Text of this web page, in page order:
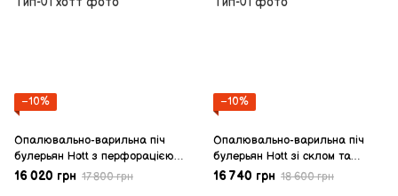
−10%
Опалювально-варильна піч
булерьян Hott з перфорацією
Тип-01 -250 м3
16 020 грн 17 800 грн
−10%
Опалювально-варильна піч
булерьян Hott зі склом та
перфорацією Тип-01 -250 м3
16 740 грн 18 600 грн